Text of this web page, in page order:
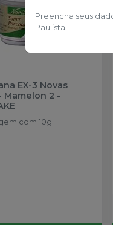
EX-3 Novas
Mamelon 2 -
com 10g.
Preencha seus
Paulista.